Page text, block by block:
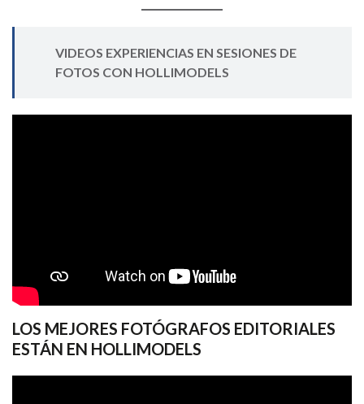
VIDEOS EXPERIENCIAS EN SESIONES DE
FOTOS CON HOLLIMODELS
LOS MEJORES FOTÓGRAFOS EDITORIALES
ESTÁN EN HOLLIMODELS